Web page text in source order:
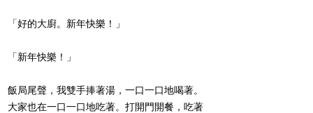
「好的大廚。新年快樂！」
「新年快樂！」
飯局尾聲，我雙手捧著湯，一口一口地喝著。
大家也在一口一口地吃著。打開門開餐，吃著